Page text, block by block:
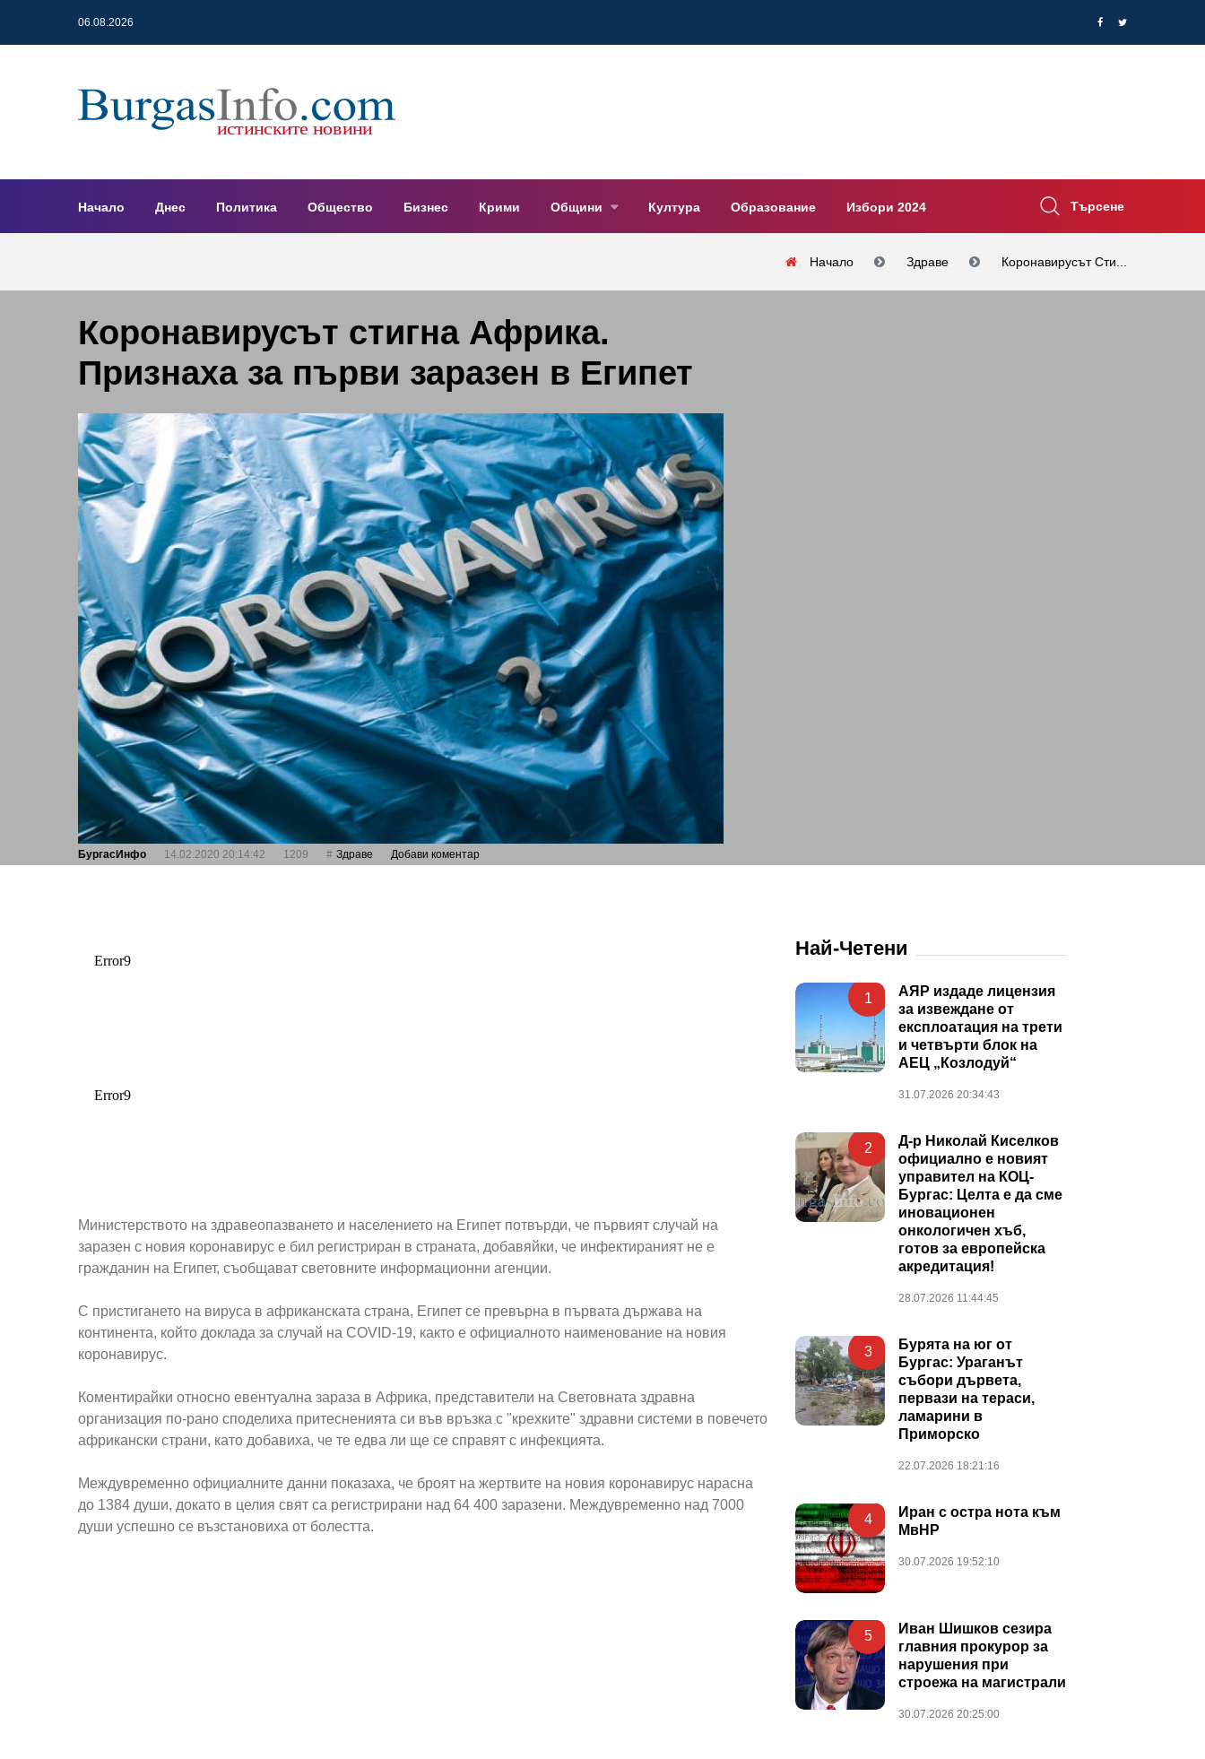
06.08.2026
Начало Днес Политика Общество Бизнес Крими Общини Култура Образование Избори 2024 Търсене
Начало Здраве Коронавирусът Сти...
Коронавирусът стигна Африка.
Признаха за първи заразен в Египет
БургасИнфо 14.02.2020 20:14:42 1209 Здраве Добави коментар
Министерството на здравеопазването и населението на Египет потвърди, че първият случай на
заразен с новия коронавирус е бил регистриран в страната, добавяйки, че инфектираният не е
гражданин на Египет, съобщават световните информационни агенции.
С пристигането на вируса в африканската страна, Египет се превърна в първата държава на
континента, който доклада за случай на COVID-19, както е официалното наименование на новия
коронавирус.
Коментирайки относно евентуална зараза в Африка, представители на Световната здравна
организация по-рано споделиха притесненията си във връзка с "крехките" здравни системи в повечето
африкански страни, като добавиха, че те едва ли ще се справят с инфекцията.
Междувременно официалните данни показаха, че броят на жертвите на новия коронавирус нарасна
до 1384 души, докато в целия свят са регистрирани над 64 400 заразени. Междувременно над 7000
души успешно се възстановиха от болестта.
Най-Четени
1
АЯР издаде лицензия
за извеждане от
експлоатация на трети
и четвърти блок на
АЕЦ „Козлодуй“
31.07.2026 20:34:43
2
Д-р Николай Киселков
официално е новият
управител на КОЦ-
Бургас: Целта е да сме
иновационен
онкологичен хъб,
готов за европейска
акредитация!
28.07.2026 11:44:45
3
Бурята на юг от
Бургас: Ураганът
събори дървета,
первази на тераси,
ламарини в
Приморско
22.07.2026 18:21:16
4
Иран с остра нота към
МвНР
30.07.2026 19:52:10
5
Иван Шишков сезира
главния прокурор за
нарушения при
строежа на магистрали
30.07.2026 20:25:00